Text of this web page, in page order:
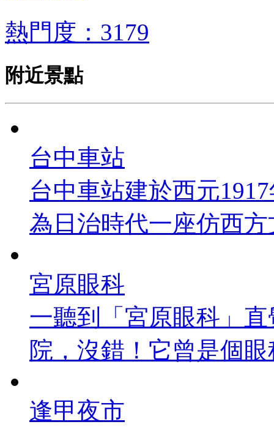
熱門度：3179
附近景點
台中車站
台中車站建於西元
為日治時代一座仿西方
宮原眼科
一聽到「宮原眼科」
院，沒錯！它曾是個
逢甲夜市